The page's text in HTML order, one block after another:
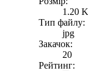
1.20
Тип файлу:
jpg
Закачок:
20
Рейтинг: